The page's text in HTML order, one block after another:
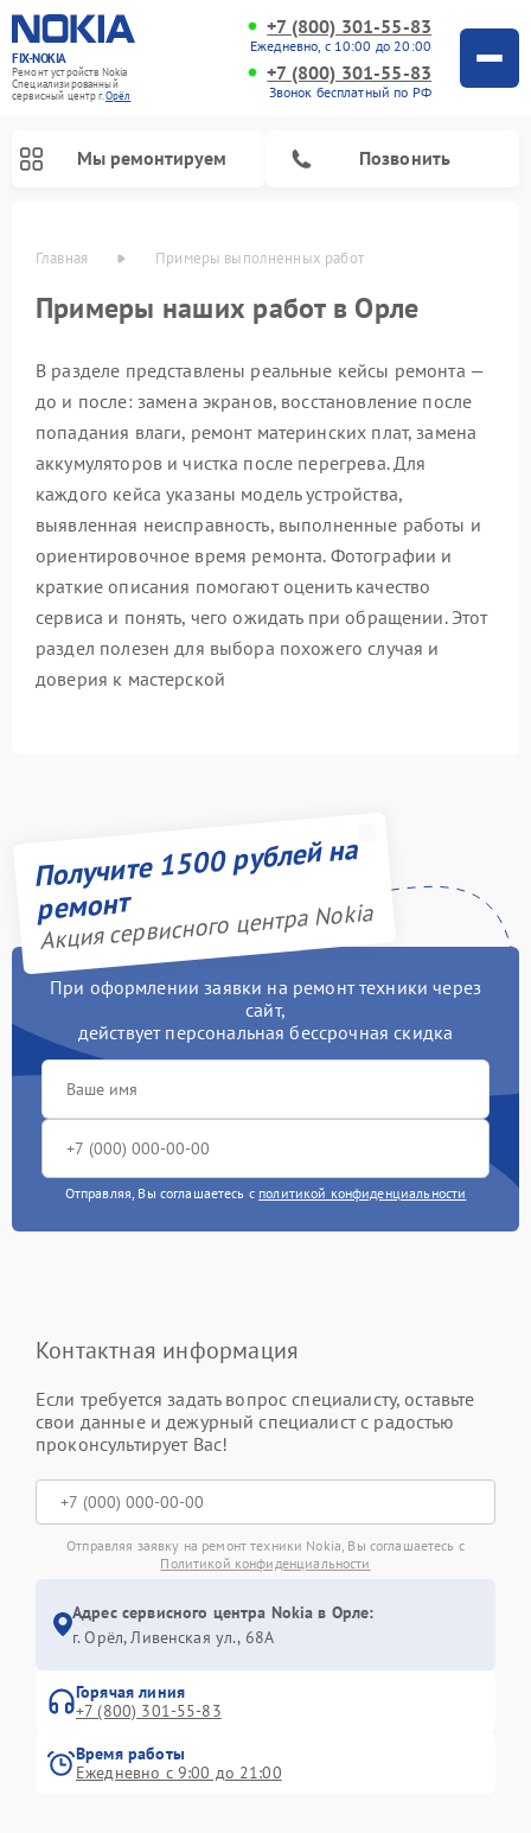
FIX-NOKIA
Ремонт устройств Nokia
Специализированный
cервисный центр г.Орёл
+7 (800) 301-55-83
Ежедневно, с 10:00 до 20:00
+7 (800) 301-55-83
Звонок бесплатный по РФ
Мы ремонтируем Позвонить
Главная Примеры выполненных работ
Примеры наших работ в Орле
В разделе представлены реальные кейсы ремонта —
до и после: замена экранов, восстановление после
попадания влаги, ремонт материнских плат, замена
аккумуляторов и чистка после перегрева. Для
каждого кейса указаны модель устройства,
выявленная неисправность, выполненные работы и
ориентировочное время ремонта. Фотографии и
краткие описания помогают оценить качество
сервиса и понять, чего ожидать при обращении. Этот
раздел полезен для выбора похожего случая и
доверия к мастерской
Получите 1500 рублей на
ремонт
Акция сервисного центра Nokia
При оформлении заявки на ремонт техники через
сайт,
действует персональная бессрочная скидка
Отправляя, Вы соглашаетесь с политикой конфиденциальности
Контактная информация
Если требуется задать вопрос специалисту, оставьте
свои данные и дежурный специалист с радостью
проконсультирует Вас!
Отправляя заявку на ремонт техники Nokia, Вы соглашаетесь с
Политикой конфиденциальности
Адрес сервисного центра Nokia в Орле:
г. Орёл, Ливенская ул., 68А
Горячая линия
+7 (800) 301-55-83
Время работы
Ежедневно с 9:00 до 21:00